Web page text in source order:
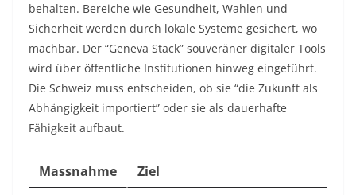
behalten. Bereiche wie Gesundheit, Wahlen und
Sicherheit werden durch lokale Systeme gesichert, wo
machbar. Der “Geneva Stack” souveräner digitaler Tools
wird über öffentliche Institutionen hinweg eingeführt.
Die Schweiz muss entscheiden, ob sie “die Zukunft als
Abhängigkeit importiert” oder sie als dauerhafte
Fähigkeit aufbaut.​
Massnahme
Ziel